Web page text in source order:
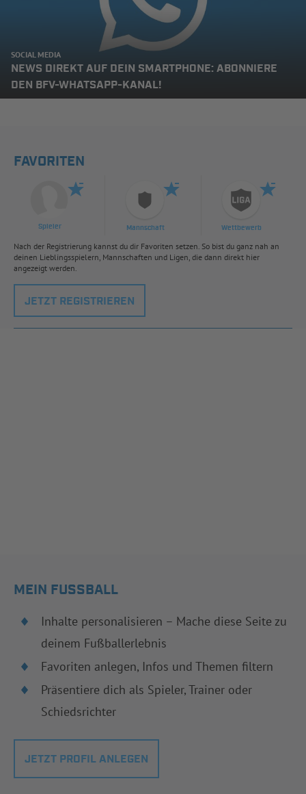
SOCIAL MEDIA
NEWS DIREKT AUF DEIN SMARTPHONE: ABONNIERE
DEN BFV-WHATSAPP-KANAL!
FAVORITEN
Spieler Mannschaft Wettbewerb
Nach der Registrierung kannst du dir Favoriten setzen. So bist du ganz nah an
deinen Lieblingsspielern, Mannschaften und Ligen, die dann direkt hier
angezeigt werden.
JETZT REGISTRIEREN
MEIN FUSSBALL
Inhalte personalisieren – Mache diese Seite zu
deinem Fußballerlebnis
Favoriten anlegen, Infos und Themen filtern
Präsentiere dich als Spieler, Trainer oder
Schiedsrichter
JETZT PROFIL ANLEGEN